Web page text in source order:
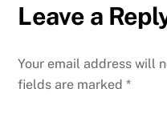
Leave a
Your email address will
fields are marked*